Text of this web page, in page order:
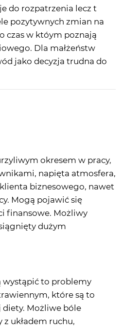
do rozpatrzenia lecz t
pozytywnych zmian na
czas w któym poznają
Dla małżeństw
jako decyzja trudna do
okresem w pracy,
napięta atmosfera,
biznesowego, nawet
Mogą pojawić się
finansowe. Możliwy
dużym
to problemy
które są to
diety. Możliwe bóle
z układem ruchu,